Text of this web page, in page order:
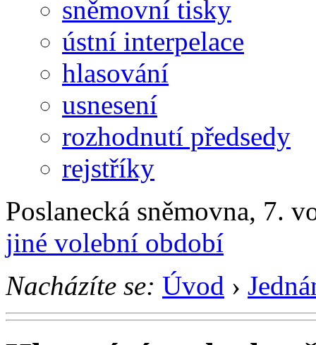
sněmovní tisky
ústní interpelace
hlasování
usnesení
rozhodnutí předsedy
rejstříky
Poslanecká sněmovna, 7.
jiné volební období
Nacházíte se: Úvod ›